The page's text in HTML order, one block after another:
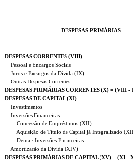
DESPESAS PRIMÁRIAS
DESPESAS CORRENTES (VIII)
Pessoal e Encargos Sociais
Juros e Encargos da Dívida (IX)
Outras Despesas Correntes
DESPESAS PRIMÁRIAS CORRENTES (X) = (VIII -
DESPESAS DE CAPITAL (XI)
Investimentos
Inversões Financeiras
Concessão de Empréstimos (XII)
Aquisição de Título de Capital já Integralizado
Demais Inversões Financeiras
Amortização da Dívida (XIV)
DESPESAS PRIMÁRIAS DE CAPITAL (XV) = (XI